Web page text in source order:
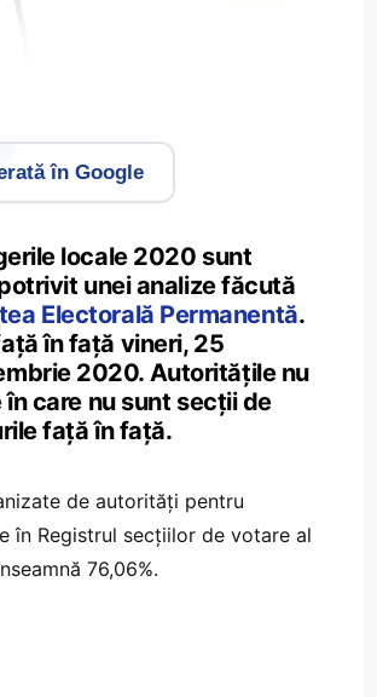
în Google
locale 2020 sunt
unei analize făcută
Electorală Permanentă.
în față vineri, 25
2020. Autoritățile nu
care nu sunt secții de
față în față.
de autorități pentru
în Registrul secțiilor de votare al
76,06%.